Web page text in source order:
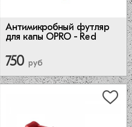
Антимикробный футляр
для капы OPRO - Red
750 руб